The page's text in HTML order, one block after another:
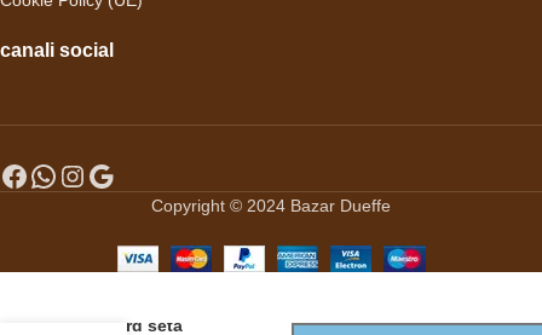
canali social
Copyright © 2024 Bazar Dueffe
Foulard seta